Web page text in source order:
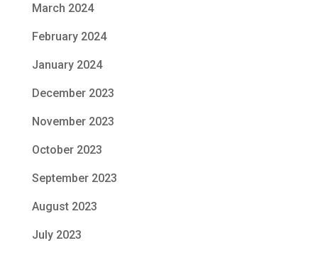
March 2024
February 2024
January 2024
December 2023
November 2023
October 2023
September 2023
August 2023
July 2023